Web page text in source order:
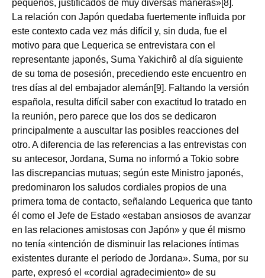
pequeños, justificados de muy diversas maneras»[8].
La relación con Japón quedaba fuertemente influida por
este contexto cada vez más difícil y, sin duda, fue el
motivo para que Lequerica se entrevistara con el
representante japonés, Suma Yakichirô al día siguiente
de su toma de posesión, precediendo este encuentro en
tres días al del embajador alemán[9]. Faltando la versión
española, resulta difícil saber con exactitud lo tratado en
la reunión, pero parece que los dos se dedicaron
principalmente a auscultar las posibles reacciones del
otro. A diferencia de las referencias a las entrevistas con
su antecesor, Jordana, Suma no informó a Tokio sobre
las discrepancias mutuas; según este Ministro japonés,
predominaron los saludos cordiales propios de una
primera toma de contacto, señalando Lequerica que tanto
él como el Jefe de Estado «estaban ansiosos de avanzar
en las relaciones amistosas con Japón» y que él mismo
no tenía «intención de disminuir las relaciones íntimas
existentes durante el período de Jordana». Suma, por su
parte, expresó el «cordial agradecimiento» de su